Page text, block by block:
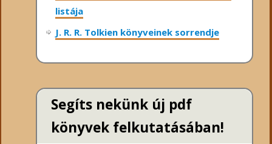
listája
J. R. R. Tolkien könyveinek sorrendje
Segíts nekünk új pdf
könyvek felkutatásában!